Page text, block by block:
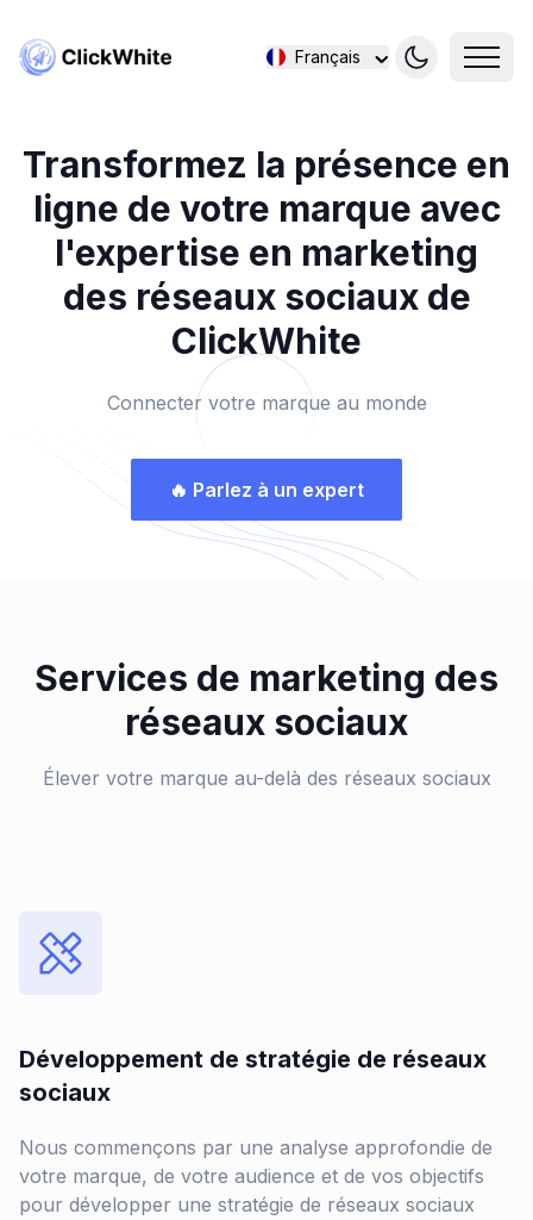
Français
Transformez la présence en
ligne de votre marque avec
l'expertise en marketing
des réseaux sociaux de
ClickWhite
Connecter votre marque au monde
🔥 Parlez à un expert
Services de marketing des
réseaux sociaux
Élever votre marque au-delà des réseaux sociaux
Développement de stratégie de réseaux
sociaux
Nous commençons par une analyse approfondie de
votre marque, de votre audience et de vos objectifs
pour développer une stratégie de réseaux sociaux